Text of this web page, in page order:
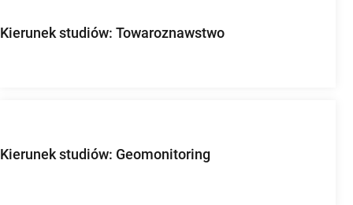
Kierunek studiów: Towaroznawstwo
Kierunek studiów: Geomonitoring